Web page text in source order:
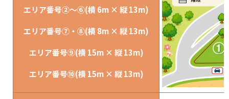
エリア番号②～⑥(横 6m × 縦 13m)
エリア番号⑦・⑧(横 8m × 縦 13m)
エリア番号⑨(横 15m × 縦 13m)
エリア番号⑩(横 15m × 縦 13m)